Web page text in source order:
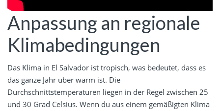
Anpassung an regionale
Klimabedingungen
Das Klima in El Salvador ist tropisch, was bedeutet, dass es
das ganze Jahr über warm ist. Die
Durchschnittstemperaturen liegen in der Regel zwischen 25
und 30 Grad Celsius. Wenn du aus einem gemäßigten Klima